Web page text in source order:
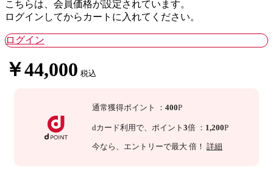
こちらは、会員価格が設定されています。
ログインしてからカートに入れてください。
ログイン
￥44,000 税込
通常獲得ポイント ： 400P
dカード利用で、 ポイント 3倍 ： 1,200P
今なら 、エントリーで最大 倍！ 詳細